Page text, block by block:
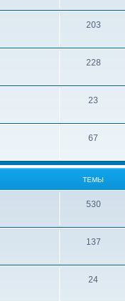
203
228
23
67
ТЕМЫ
530
137
24